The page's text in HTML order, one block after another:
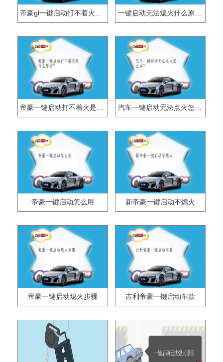
帝豪gl一键启动打不着火是什么原因？ 一键启动无法熄火什么原因？
帝豪一键启动打不着火是什么原因？ 汽车一键启动无法点火怎么办？
帝豪一键启动怎么用 新帝豪一键启动不熄火
帝豪一键启动熄火步骤 吉利帝豪一键启动车款